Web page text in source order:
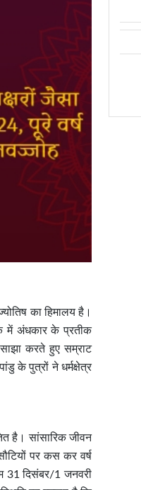
का हिमालय है।
अंधकार के प्रतीक
करते हुए सम्राट
के पुत्रों ने धर्मक्षेत्र
है। सांसारिक जीवन
पर कस कर वर्ष
31 दिसंबर/1 जनवरी